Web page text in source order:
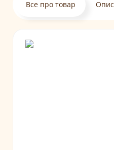
Все про товар Опис